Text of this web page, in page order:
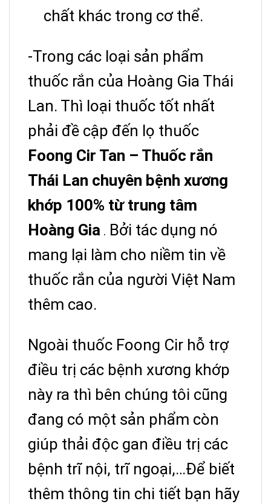
chất khác trong cơ thể.
-Trong các loại sản phẩm
thuốc rắn của Hoàng Gia Thái
Lan. Thì loại thuốc tốt nhất
phải đề cập đến lọ thuốc
Foong Cir Tan – Thuốc rắn
Thái Lan chuyên bệnh xương
khớp 100% từ trung tâm
Hoàng Gia . Bởi tác dụng nó
mang lại làm cho niềm tin về
thuốc rắn của người Việt Nam
thêm cao.
Ngoài thuốc Foong Cir hỗ trợ
điều trị các bệnh xương khớp
này ra thì bên chúng tôi cũng
đang có một sản phẩm còn
giúp thải độc gan điều trị các
bệnh trĩ nội, trĩ ngoại,…Để biết
thêm thông tin chi tiết bạn hãy